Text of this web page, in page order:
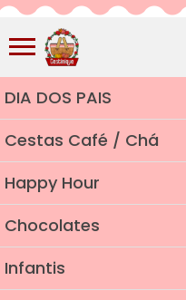
DIA DOS PAIS
Cestas Café / Chá
Happy Hour
Chocolates
Infantis